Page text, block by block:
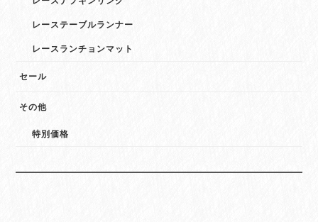
レーステーブルランナー
レースランチョンマット
セール
その他
特別価格